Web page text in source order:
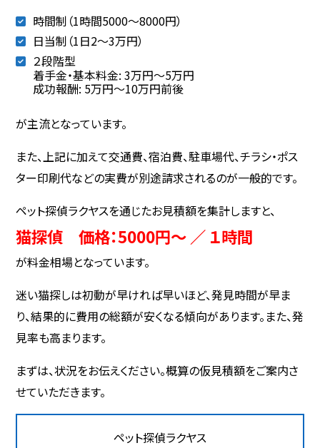
時間制（1時間5000～8000円）
日当制（1日2〜3万円）
２段階型
着手金・基本料金: 3万円〜5万円
成功報酬: 5万円〜10万円前後
が主流となっています。
また、上記に加えて交通費、宿泊費、駐車場代、チラシ・ポス
ター印刷代などの実費が別途請求されるのが一般的です。
ペット探偵ラクヤスを通じたお見積額を集計しますと、
猫探偵 価格：5000円～ ／ １時間
が料金相場となっています。
迷い猫探しは初動が早ければ早いほど、発見時間が早ま
り、結果的に費用の総額が安くなる傾向があります。また、発
見率も高まります。
まずは、状況をお伝えください。概算の仮見積額をご案内さ
せていただきます。
ペット探偵ラクヤス